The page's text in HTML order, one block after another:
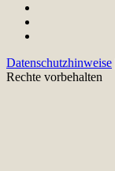
Datenschutzhinweise
Rechte vorbehalten